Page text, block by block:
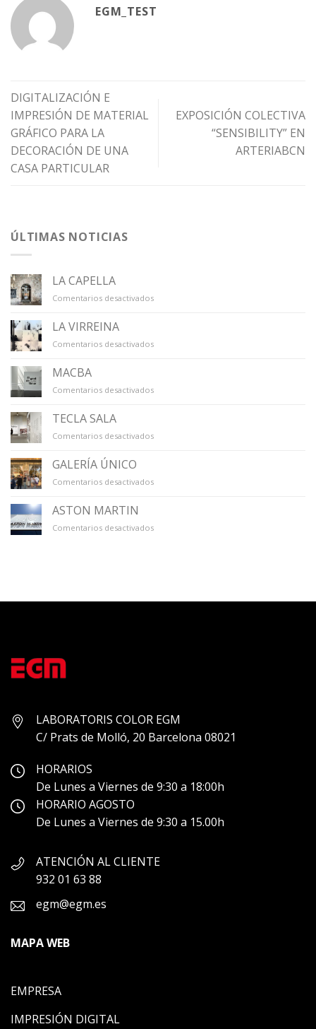
EGM_TEST
DIGITALIZACIÓN E
IMPRESIÓN DE MATERIAL
GRÁFICO PARA LA
DECORACIÓN DE UNA
CASA PARTICULAR
EXPOSICIÓN COLECTIVA
“SENSIBILITY” EN
ARTERIABCN
ÚLTIMAS NOTICIAS
LA CAPELLA
Comentarios desactivadosen
LA VIRREINA
Comentarios desactivadosen
MACBA
Comentarios desactivadosen
TECLA SALA
Comentarios desactivadosen
GALERÍA ÚNICO
Comentarios desactivadosen
ASTON MARTIN
Comentarios desactivadosen
LABORATORIS COLOR EGM
C/ Prats de Molló, 20 Barcelona 08021
HORARIOS
De Lunes a Viernes de 9:30 a 18:00h
HORARIO AGOSTO
De Lunes a Viernes de 9:30 a 15.00h
ATENCIÓN AL CLIENTE
932 01 63 88
egm@egm.es
MAPA WEB
EMPRESA
IMPRESIÓN DIGITAL